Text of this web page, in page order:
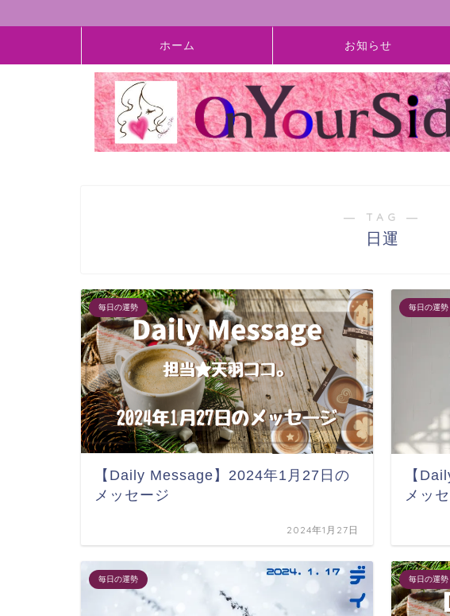
ホーム お知らせ
― TAG ―
日運
毎日の運勢
【Daily Message】2024年1月27日の
メッセージ
2024年1月27日
毎日の運勢
【
メッ
毎日の運勢 毎日の運勢